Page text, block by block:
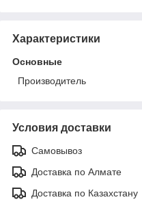
Характеристики
Основные
Производитель
Условия доставки
Самовывоз
Доставка по Алмате
Доставка по Казахстану